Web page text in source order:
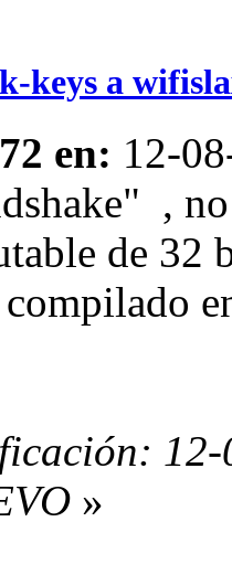
keys a
en: 12-
, no
de
compilado
»